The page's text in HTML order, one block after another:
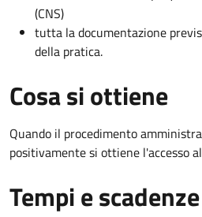
(CNS)
tutta la documentazione
della pratica.
Cosa si ottiene
Quando il procedimento
positivamente si ottiene l'accesso
Tempi e scadenze